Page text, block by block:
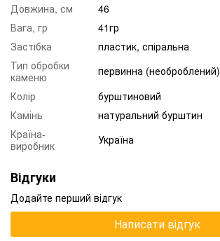
Довжина, см
46
Вага, гр
41гр
Застібка
пластик, спіральна
Тип обробки
каменю
первинна (необроблений)
Колір
бурштиновий
Камінь
натуральний бурштин
Країна-
виробник
Україна
Відгуки
Додайте перший відгук
Написати відгук